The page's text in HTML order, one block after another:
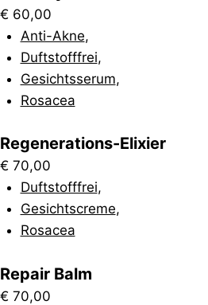
€ 60,00
Anti-Akne,
Duftstofffrei,
Gesichtsserum,
Rosacea
Regenerations-Elixier
€ 70,00
Duftstofffrei,
Gesichtscreme,
Rosacea
Repair Balm
€ 70,00